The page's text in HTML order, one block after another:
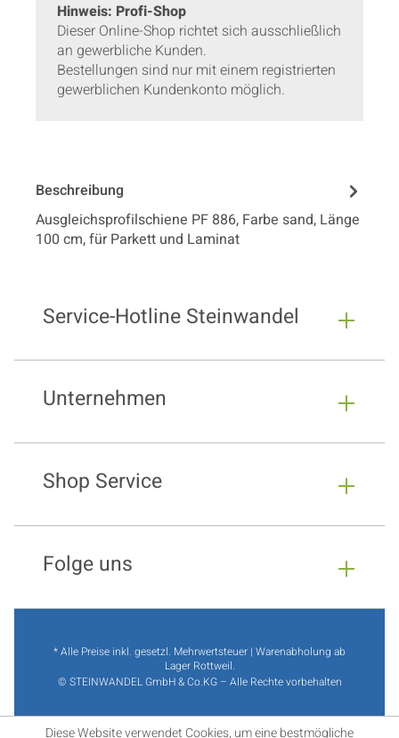
Hinweis: Profi-Shop
Dieser Online-Shop richtet sich ausschließlich
an gewerbliche Kunden.
Bestellungen sind nur mit einem registrierten
gewerblichen Kundenkonto möglich.
Beschreibung
Ausgleichsprofilschiene PF 886, Farbe sand, Länge
100 cm, für Parkett und Laminat
Service-Hotline Steinwandel
Unternehmen
Shop Service
Folge uns
* Alle Preise inkl. gesetzl. Mehrwertsteuer | Warenabholung ab
Lager Rottweil.
© STEINWANDEL GmbH & Co.KG – Alle Rechte vorbehalten
Diese Website verwendet Cookies, um eine bestmögliche